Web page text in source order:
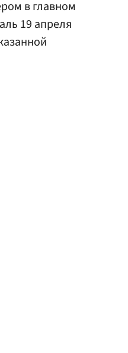
в главном
19 апреля